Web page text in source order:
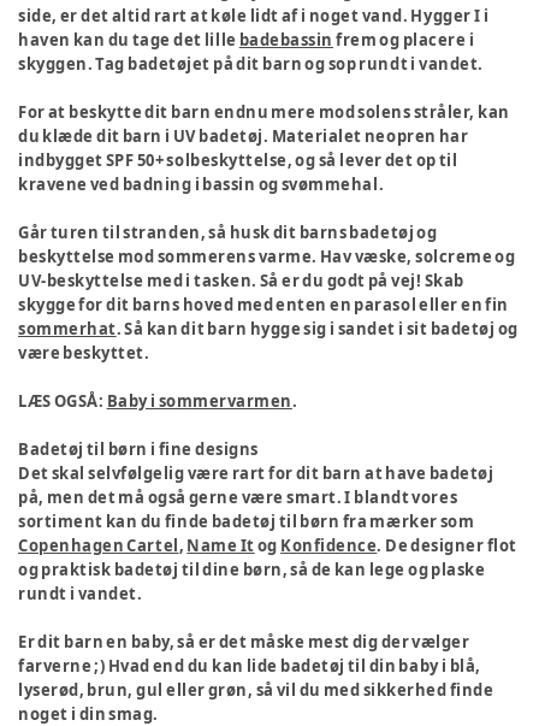
side, er det altid rart at køle lidt af i noget vand. Hygger I i
haven kan du tage det lille badebassin frem og placere i
skyggen. Tag badetøjet på dit barn og sop rundt i vandet.
For at beskytte dit barn endnu mere mod solens stråler, kan
du klæde dit barn i UV badetøj. Materialet neopren har
indbygget SPF 50+ solbeskyttelse, og så lever det op til
kravene ved badning i bassin og svømmehal.
Går turen til stranden, så husk dit barns badetøj og
beskyttelse mod sommerens varme. Hav væske, solcreme og
UV-beskyttelse med i tasken. Så er du godt på vej! Skab
skygge for dit barns hoved med enten en parasol eller en fin
sommerhat. Så kan dit barn hygge sig i sandet i sit badetøj og
være beskyttet.
LÆS OGSÅ: Baby i sommervarmen.
Badetøj til børn i fine designs
Det skal selvfølgelig være rart for dit barn at have badetøj
på, men det må også gerne være smart. I blandt vores
sortiment kan du finde badetøj til børn fra mærker som
Copenhagen Cartel, Name Itog Konfidence. De designer flot
og praktisk badetøj til dine børn, så de kan lege og plaske
rundt i vandet.
Er dit barn en baby, så er det måske mest dig der vælger
farverne ;) Hvad end du kan lide badetøj til din baby i blå,
lyserød, brun, gul eller grøn, så vil du med sikkerhed finde
noget i din smag.